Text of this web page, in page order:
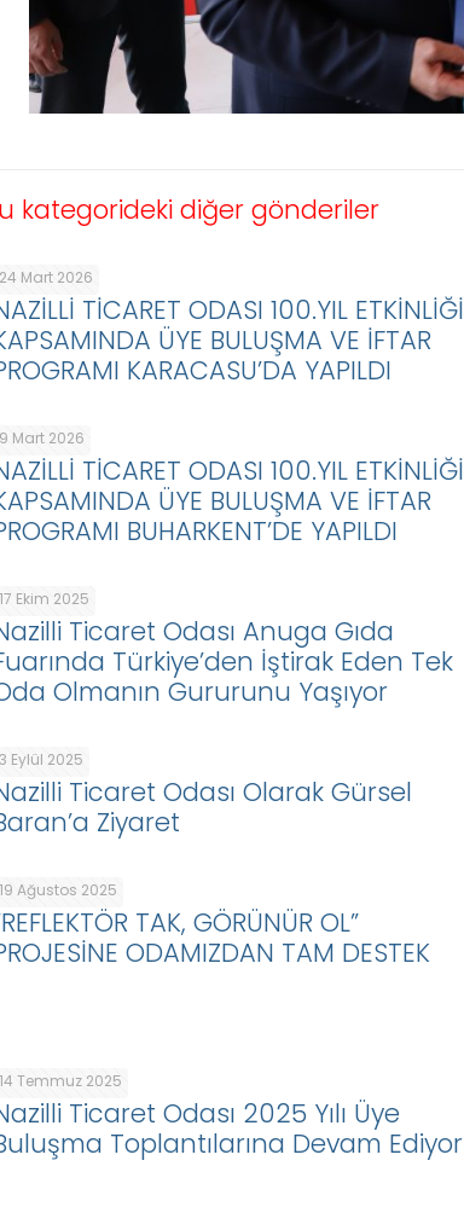
kategorideki diğer gönderiler
24 Mart 2026
TİCARET ODASI 100.YIL ETKİNLİĞİ
ÜYE BULUŞMA VE İFTAR
KARACASU’DA YAPILDI
9 Mart 2026
TİCARET ODASI 100.YIL ETKİNLİĞİ
ÜYE BULUŞMA VE İFTAR
BUHARKENT’DE YAPILDI
17 Ekim 2025
Ticaret Odası Anuga Gıda
Türkiye’den İştirak Eden Tek
Olmanın Gururunu Yaşıyor
3 Eylül 2025
Ticaret Odası Olarak Gürsel
Ziyaret
19 Ağustos 2025
TAK, GÖRÜNÜR OL”
ODAMIZDAN TAM DESTEK
14 Temmuz 2025
Ticaret Odası 2025 Yılı Üye
Toplantılarına Devam Ediyor